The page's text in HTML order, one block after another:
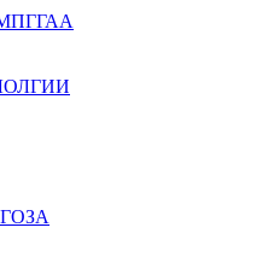
ГАА
ГИИ
ГОЗА